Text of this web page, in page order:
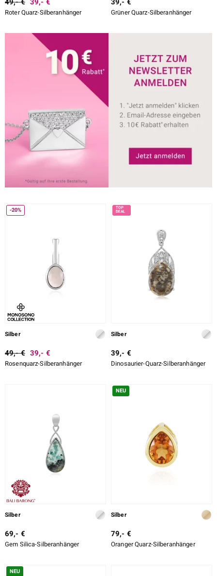
Roter Quarz-Silberanhänger Grüner Quarz-Silberanhänger
-20%
Silber
49,- € 39,- €
Rosenquarz-Silberanhänger
Silber
39,- €
Dinosaurier-Quarz-Silberanhänger
Silber
69,- €
Gem Silica-Silberanhänger
NEU
Silber
79,- €
Oranger Quarz-Silberanhänger
NEU